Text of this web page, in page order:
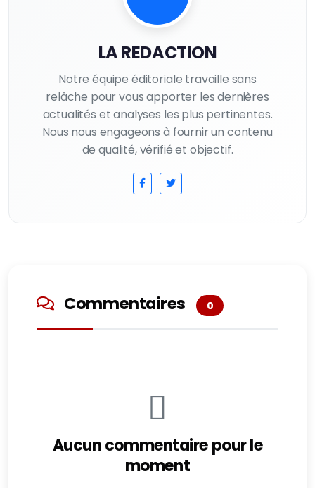
LA REDACTION
Notre équipe éditoriale travaille sans
relâche pour vous apporter les dernières
actualités et analyses les plus pertinentes.
Nous nous engageons à fournir un contenu
de qualité, vérifié et objectif.
Commentaires 0
Aucun commentaire pour le
moment